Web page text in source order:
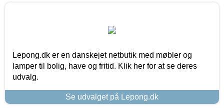
Lepong.dk er en danskejet netbutik med møbler og
lamper til bolig, have og fritid. Klik her for at se deres
udvalg.
Se udvalget på Lepong.dk